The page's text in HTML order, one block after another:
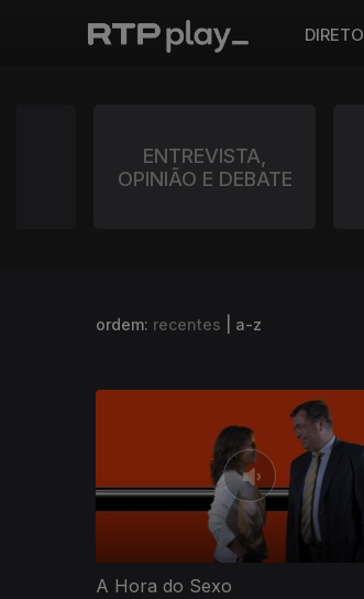
DIRETO
ENTREVISTA,
OPINIÃO E DEBATE
ordem: recentes a-z
A Hora do Sexo